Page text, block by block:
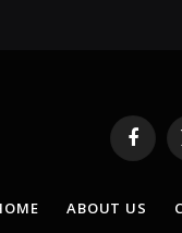
ABOUT US